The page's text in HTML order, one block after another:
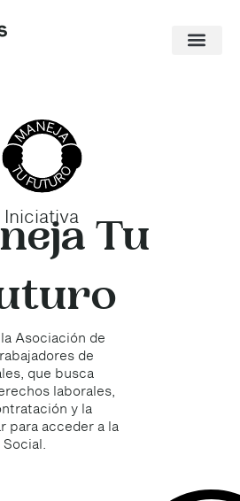
Iniciativa
Tu
Asociación de
de
que busca
laborales,
y la
para acceder a la